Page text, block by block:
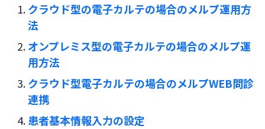
クラウド型の電子カルテの場合のメルプ運用方
法
オンプレミス型の電子カルテの場合のメルプ運
用方法
クラウド型電子カルテの場合のメルプWEB問診
連携
患者基本情報入力の設定